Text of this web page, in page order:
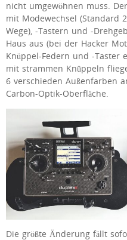
nicht umgewöhnen muss.
mit Modewechsel (Standard
Wege), -Tastern und -
Haus aus (bei der Hacker
Knüppel-Federn und -Taster
mit strammen Knüppeln
6 verschieden Außenfarben
Carbon-Optik-Oberfläche.
Die größte Änderung fällt